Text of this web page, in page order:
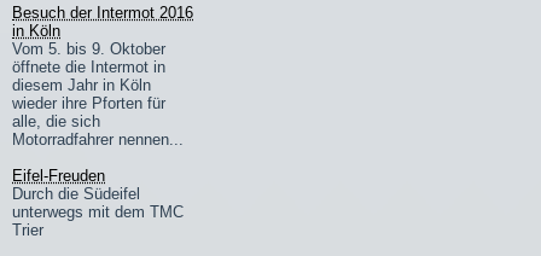
Besuch der Intermot 2016
in Köln
Vom 5. bis 9. Oktober
öffnete die Intermot in
diesem Jahr in Köln
wieder ihre Pforten für
alle, die sich
Motorradfahrer nennen...
Eifel-Freuden
Durch die Südeifel
unterwegs mit dem TMC
Trier